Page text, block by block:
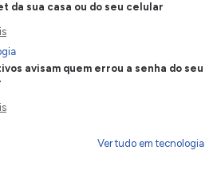
da sua casa ou do seu celular
avisam quem errou a senha do seu
Ver tudo em tecnologia